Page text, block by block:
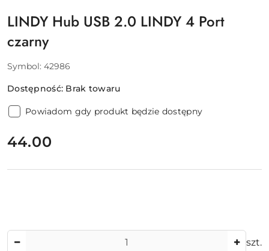
LINDY Hub USB 2.0 LINDY 4 Port
czarny
Symbol: 42986
Dostępność: Brak towaru
Powiadom gdy produkt będzie dostępny
cena:
44.00
szt.